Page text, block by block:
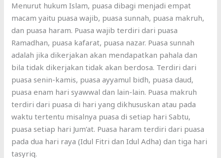
Menurut hukum Islam, puasa dibagi menjadi empat
macam yaitu puasa wajib, puasa sunnah, puasa makruh,
dan puasa haram. Puasa wajib terdiri dari puasa
Ramadhan, puasa kafarat, puasa nazar. Puasa sunnah
adalah jika dikerjakan akan mendapatkan pahala dan
bila tidak dikerjakan tidak akan berdosa. Terdiri dari
puasa senin-kamis, puasa ayyamul bidh, puasa daud,
puasa enam hari syawwal dan lain-lain. Puasa makruh
terdiri dari puasa di hari yang dikhususkan atau pada
waktu tertentu misalnya puasa di setiap hari Sabtu,
puasa setiap hari Jum’at. Puasa haram terdiri dari puasa
pada dua hari raya (Idul Fitri dan Idul Adha) dan tiga hari
tasyriq.